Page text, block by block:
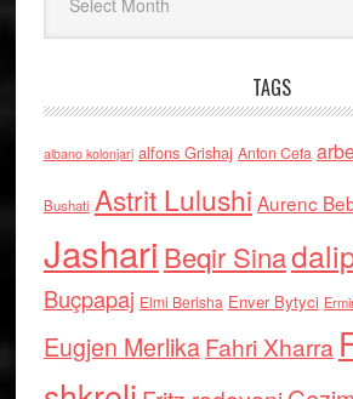
TAGS
albano kolonjari alfons Grishaj Anton Cefa
Bushati Astrit Lulushi Aurenc
Jashari Beqir Sina
Buçpapaj Elmi Berisha Enver Bytyci
Eugjen MerlikaFahri Xharra